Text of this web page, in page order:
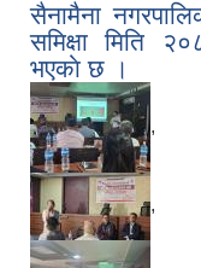
सैनामैना
समिक्षा मिति
भएकाे छ ।
,
,